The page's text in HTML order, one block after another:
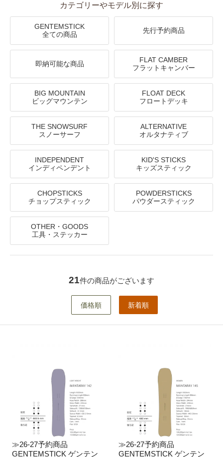
カテゴリーやモデル別に探す
GENTEMSTICK
全ての商品
先行予約商品
即納可能な商品
FLAT CAMBER
フラットキャンバー
BIG MOUNTAIN
ビッグマウンテン
FLOAT DECK
フロートデッキ
THE SNOWSURF
スノーサーフ
ALTERNATIVE
オルタナティブ
INDEPENDENT
インディペンデント
KID'S STICKS
キッズスティック
CHOPSTICKS
チョップスティック
POWDERSTICKS
パウダースティック
OTHER・GOODS
工具・ステッカー
21件の商品がございます
価格順 新着順
≫26-27予約商品
GENTEMSTICK ゲンテン
≫26-27予約商品
GENTEMSTICK ゲンテン